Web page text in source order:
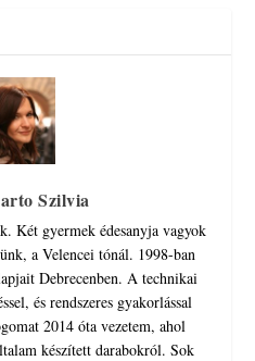
Szilvia
Két gyermek édesanyja vagyok
a Velencei tónál. 1998-ban
Debrecenben. A technikai
és rendszeres gyakorlással
2014 óta vezetem, ahol
készített darabokról. Sok